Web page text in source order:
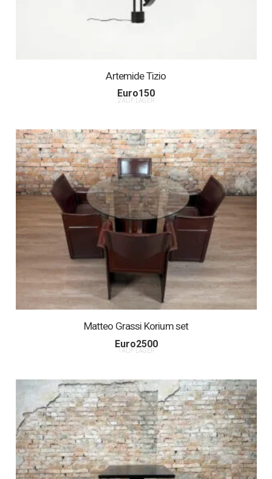
Artemide Tizio
Euro150
2 AUF LAGER
Matteo Grassi Korium set
Euro2500
1 AUF LAGER